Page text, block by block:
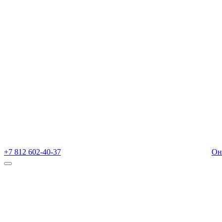
+7 812 602-40-37